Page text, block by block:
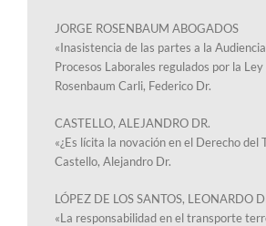
JORGE ROSENBAUM ABOGADOS
«Inasistencia de las partes a la
Procesos Laborales regulados por la
Rosenbaum Carli, Federico Dr.
CASTELLO, ALEJANDRO DR.
«¿Es lícita la novación en el Derecho del
Castello, Alejandro Dr.
LÓPEZ DE LOS SANTOS, LEONARDO
«La responsabilidad en el transporte